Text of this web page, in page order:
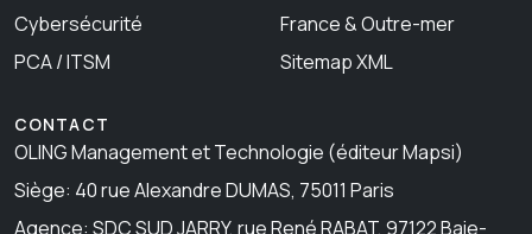
Cybersécurité
PCA / ITSM
France & Outre-mer
Sitemap XML
CONTACT
OLING Management et Technologie (éditeur Mapsi)
Siège: 40 rue Alexandre DUMAS, 75011 Paris
Agence: SDC SUD JARRY, rue René RABAT, 97122 Baie-